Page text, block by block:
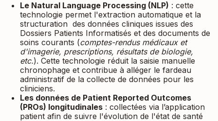
Le Natural Language Processing (NLP) : cette
technologie permet l'extraction automatique et la
structuration des données cliniques issues des
Dossiers Patients Informatisés et des documents de
soins courants (comptes-rendus médicaux et
d'imagerie, prescriptions, résultats de biologie,
etc.). Cette technologie réduit la saisie manuelle
chronophage et contribue à alléger le fardeau
administratif de la collecte de données pour les
cliniciens.
Les données de Patient Reported Outcomes
(PROs) longitudinales : collectées via l’application
patient afin de suivre l'évolution de l'état de santé